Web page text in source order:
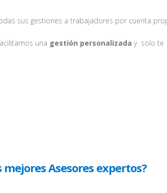
sus gestiones a trabajadores por cuenta
una gestión personalizada y solo te
Asesores expertos?